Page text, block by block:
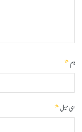
نام*
ای میل*